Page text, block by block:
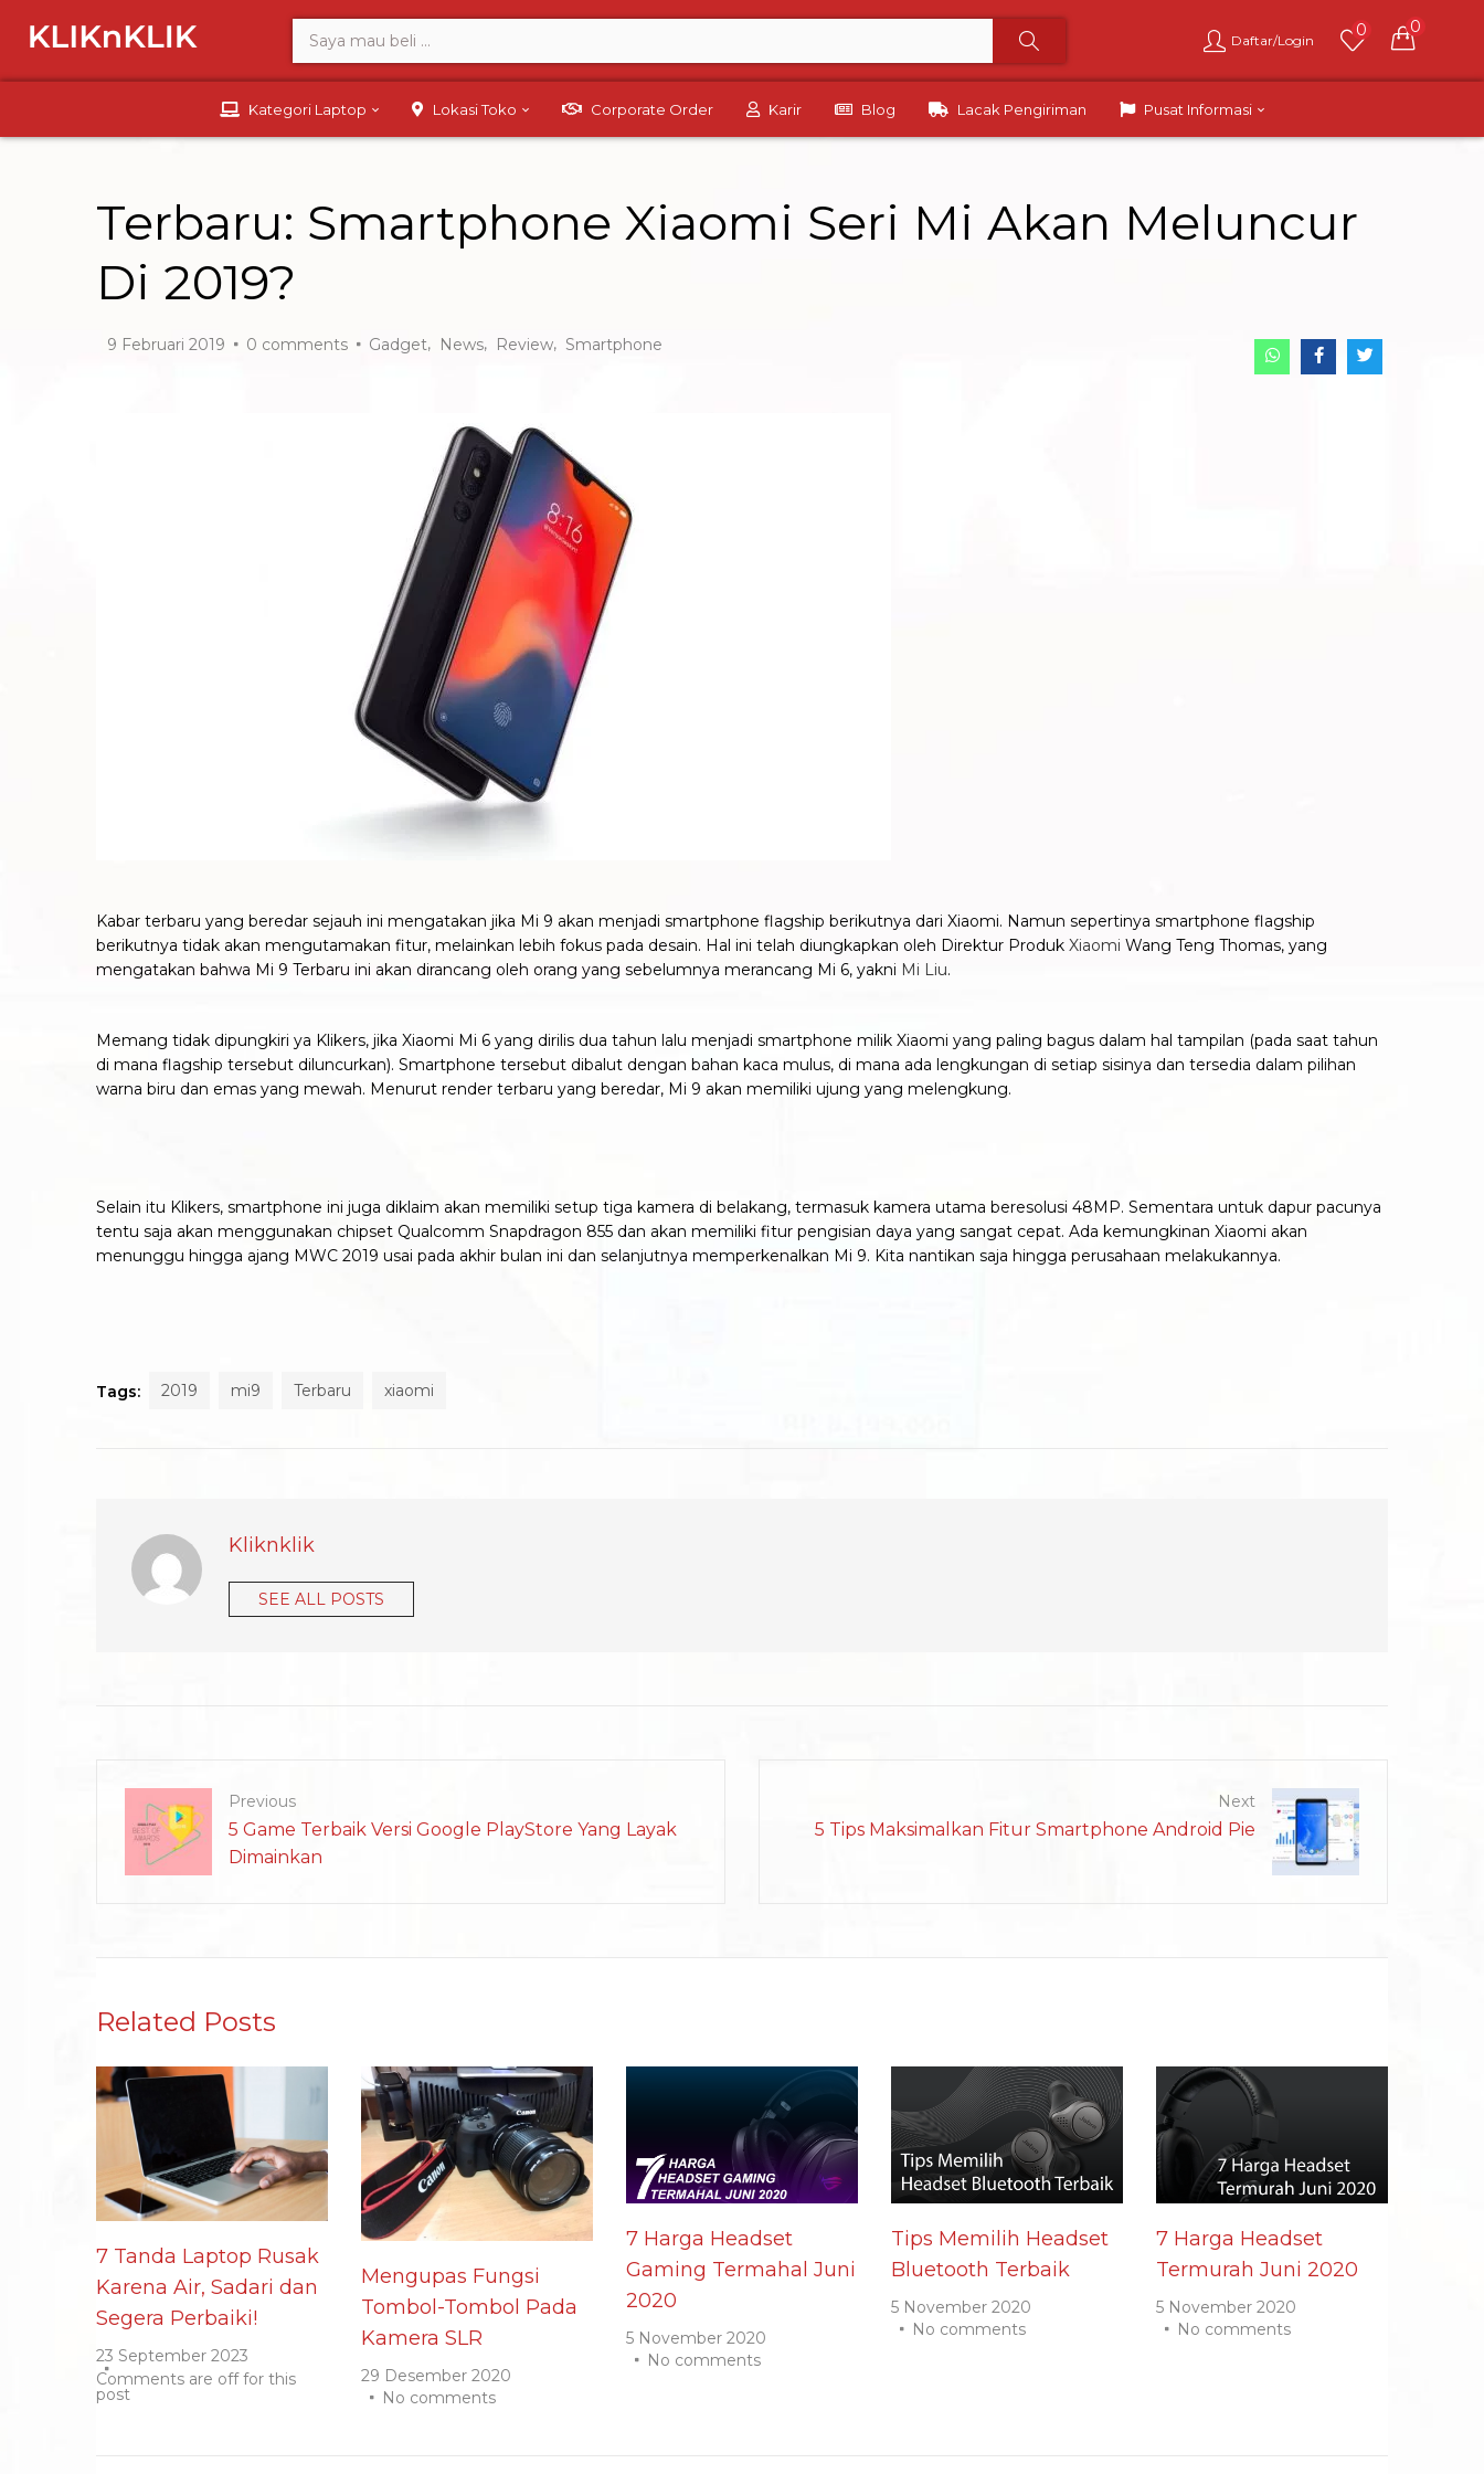
Daftar/Login
0 0
Kategori Laptop Lokasi Toko Corporate Order Karir Blog Lacak Pengiriman Pusat Informasi
Terbaru: Smartphone Xiaomi Seri Mi Akan Meluncur
Di 2019?
9 Februari 2019 0 comments Gadget, News, Review, Smartphone
Kabar terbaru yang beredar sejauh ini mengatakan jika Mi 9 akan menjadi smartphone flagship berikutnya dari Xiaomi. Namun sepertinya smartphone flagship
berikutnya tidak akan mengutamakan fitur, melainkan lebih fokus pada desain. Hal ini telah diungkapkan oleh Direktur Produk Xiaomi Wang Teng Thomas, yang
mengatakan bahwa Mi 9 Terbaru ini akan dirancang oleh orang yang sebelumnya merancang Mi 6, yakni Mi Liu.
Memang tidak dipungkiri ya Klikers, jika Xiaomi Mi 6 yang dirilis dua tahun lalu menjadi smartphone milik Xiaomi yang paling bagus dalam hal tampilan (pada saat tahun
di mana flagship tersebut diluncurkan). Smartphone tersebut dibalut dengan bahan kaca mulus, di mana ada lengkungan di setiap sisinya dan tersedia dalam pilihan
warna biru dan emas yang mewah. Menurut render terbaru yang beredar, Mi 9 akan memiliki ujung yang melengkung.
Selain itu Klikers, smartphone ini juga diklaim akan memiliki setup tiga kamera di belakang, termasuk kamera utama beresolusi 48MP. Sementara untuk dapur pacunya
tentu saja akan menggunakan chipset Qualcomm Snapdragon 855 dan akan memiliki fitur pengisian daya yang sangat cepat. Ada kemungkinan Xiaomi akan
menunggu hingga ajang MWC 2019 usai pada akhir bulan ini dan selanjutnya memperkenalkan Mi 9. Kita nantikan saja hingga perusahaan melakukannya.
Tags: 2019 mi9 Terbaru xiaomi
Kliknklik
SEE ALL POSTS
Previous
5 Game Terbaik Versi Google PlayStore Yang Layak
Dimainkan
Next
5 Tips Maksimalkan Fitur Smartphone Android Pie
Related Posts
7 Tanda Laptop Rusak
Karena Air, Sadari dan
Segera Perbaiki!
23 September 2023
Comments are off for this
post
Mengupas Fungsi
Tombol-Tombol Pada
Kamera SLR
29 Desember 2020
No comments
7 Harga Headset
Gaming Termahal Juni
2020
5 November 2020
No comments
Tips Memilih Headset
Bluetooth Terbaik
5 November 2020
No comments
7 Harga Headset
Termurah Juni 2020
5 November 2020
No comments